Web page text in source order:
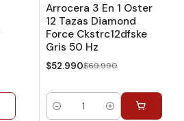
Arrocera 3 En 1 Oster
12 Tazas Diamond
Force Ckstrc12dfske
Gris 50 Hz
$52.990$69.990
Cantidad